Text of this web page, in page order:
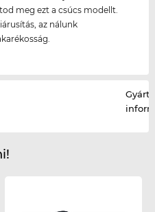
meg ezt a csúcs modellt.
az nálunk